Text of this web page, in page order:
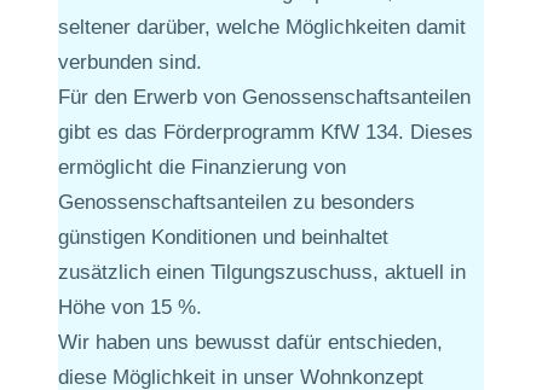
seltener darüber, welche Möglichkeiten damit
verbunden sind.
Für den Erwerb von Genossenschaftsanteilen
gibt es das Förderprogramm KfW 134. Dieses
ermöglicht die Finanzierung von
Genossenschaftsanteilen zu besonders
günstigen Konditionen und beinhaltet
zusätzlich einen Tilgungszuschuss, aktuell in
Höhe von 15 %.
Wir haben uns bewusst dafür entschieden,
diese Möglichkeit in unser Wohnkonzept